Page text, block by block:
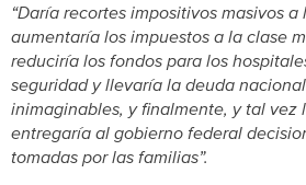
“Daría recortes impositivos masivos
aumentaría los impuestos a la clase
reduciría los fondos para los
seguridad y llevaría la deuda
inimaginables, y finalmente, y tal vez
entregaría al gobierno federal
tomadas por las familias”.